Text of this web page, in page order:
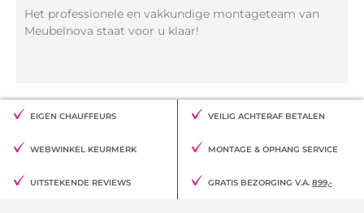
Het professionele en vakkundige montageteam van
Meubelnova staat voor u klaar!
EIGEN CHAUFFEURS VEILIG ACHTERAF BETALEN
WEBWINKEL KEURMERK MONTAGE & OPHANG SERVICE
UITSTEKENDE REVIEWS GRATIS BEZORGING V.A. 899,-